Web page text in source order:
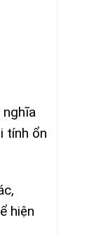
tính ổn
hiện